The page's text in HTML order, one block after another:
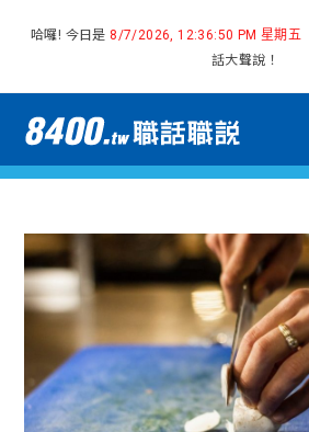
哈囉! 今日是 8/7/2026, 12:36:51 PM 星期五
話大聲說！